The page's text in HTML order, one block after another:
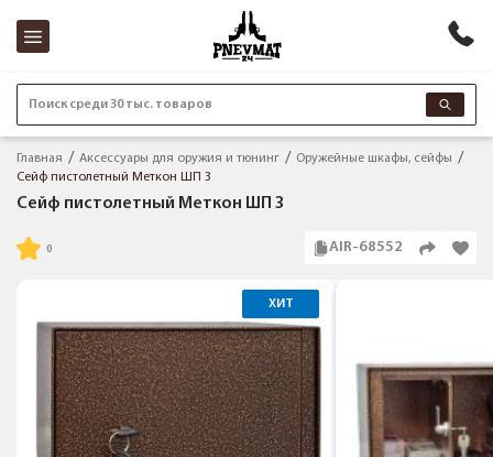
Поиск среди 30 тыс. товаров
Главная Аксессуары для оружия и тюнинг
Оружейные шкафы, сейфы
Сейф пистолетный Меткон ШП 3
Сейф пистолетный Меткон ШП 3
AIR-68552
ХИТ